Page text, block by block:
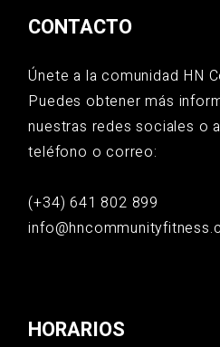
CONTACTO
Únete a la comunidad HN
Puedes obtener más
nuestras redes sociales o
teléfono o correo:
(+34) 641 802 899
HORARIOS